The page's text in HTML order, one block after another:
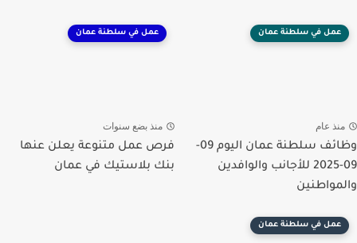
عمل في سلطنة عمان
منذ عام
وظائف سلطنة عمان اليوم 09-
09-2025 للأجانب والوافدين
والمواطنين
عمل في سلطنة عمان
منذ بضع سنوات
فرص عمل متنوعة يعلن عنها
بنك بلاستيك في عمان
عمل في سلطنة عمان